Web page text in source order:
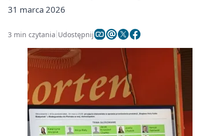
31 marca 2026
3 min czytania Udostępnij